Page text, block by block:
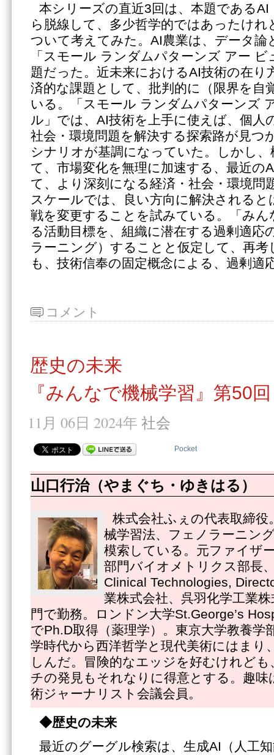
本シリーズの直近3回は、本題であるAI
ら脱線して、多少哲学的ではあったけれ
ついて考えてみた。AI農業は、データ論
「スモール ランダムパターンズ アー
題だった。近未来におけるAI技術の在り
済的な課題として、批判的に（限界を自
いる。「スモール ランダムパターンズ
ル」では、AI技術を上手に使えば、個人
社会・環境問題を解決する探索路が見つ
シナリオが基調になっていた。しかし、
て、市場変化を無理に加速する、最近の
て、より深刻になる経済・社会・環境問
スケールでは、良い方向に解決される
戦を変更することを試みている。「みん
る活動目標を、組織に潜在する過剰適応
ラーニング）することと仮定して、再考
も、技術信奉の固定概念による、過剰適
コメント
歴史の未来
『みんなで機械学習』第50回
11月 06日 2024年 社会
Pocket
山口行治（やまぐち・ゆきはる）
株式会社ふぇの代表取締
械学習法、フェノラーニン
模索している。元ファイザ
部門バイオメトリクス部長
Clinical Technologies,
業株式会社、呉羽化学工業
門で勤務。ロンドン大学St.George’s
でPh.D取得（薬理学）。東京大学教養学
学時代から西洋哲学と現代美術にはまり
しんだ。冒険的なエッジを好むけれど
チの発見もそれなりに得意とする。趣味
術ジャーナリスト会議会員。
◆歴史の未来
最近のグーグル検索は、生成AI（人工